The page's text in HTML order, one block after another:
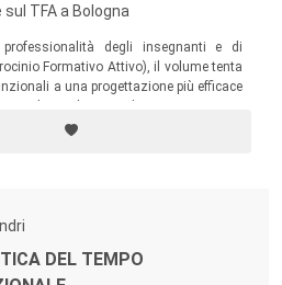
sul TFA a Bologna
degli insegnanti e di
Formativo Attivo), il volume tenta
a una progettazione più efficace
DEL TEMPO